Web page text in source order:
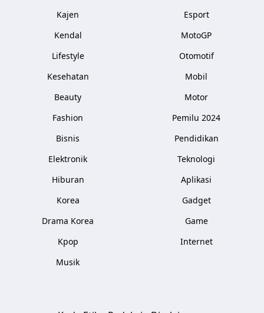
Kajen
Kendal
Lifestyle
Kesehatan
Beauty
Fashion
Bisnis
Elektronik
Hiburan
Korea
Drama Korea
Kpop
Musik
Esport
MotoGP
Otomotif
Mobil
Motor
Pemilu 2024
Pendidikan
Teknologi
Aplikasi
Gadget
Game
Internet